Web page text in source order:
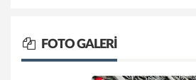
FOTO GALERİ